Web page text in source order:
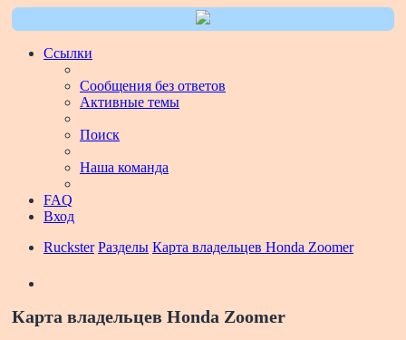
Ссылки
Сообщения без ответов
Активные темы
Поиск
Наша команда
FAQ
Вход
Ruckster Разделы Карта владельцев Honda Zoomer
Карта владельцев Honda Zoomer